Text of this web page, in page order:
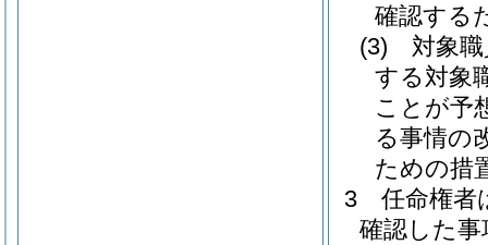
確認する
(3)
対象
する対象
ことが予
る事情の
ための措
3
任命権者
確認した